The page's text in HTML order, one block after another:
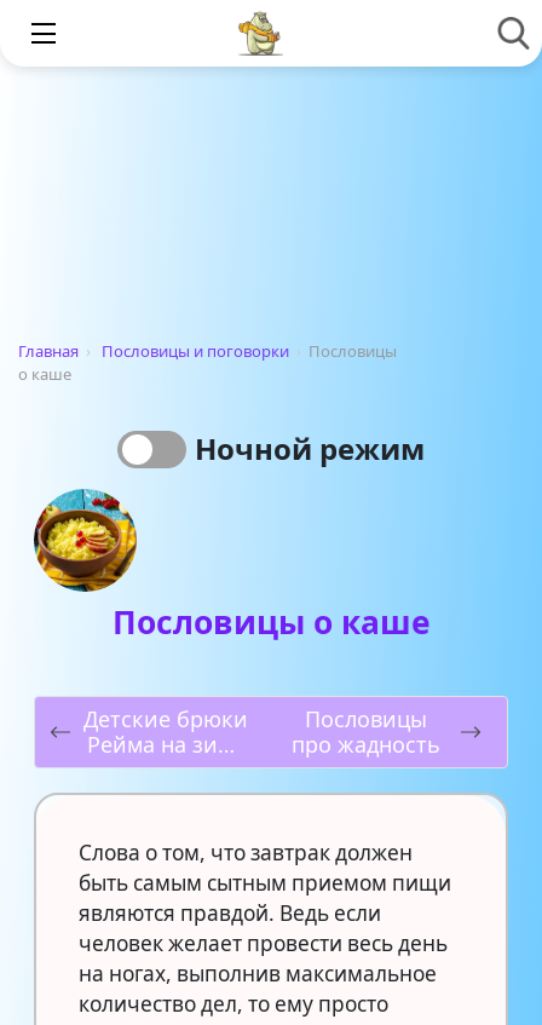
Главная › Пословицы и поговорки › Пословицы
о каше
Ночной режим
Пословицы о каше
Детские брюки
Рейма на зиму
для прогулок и
активного
Пословицы
про жадность
Слова о том, что завтрак должен
быть самым сытным приемом пищи
являются правдой. Ведь если
человек желает провести весь день
на ногах, выполнив максимальное
количество дел, то ему просто